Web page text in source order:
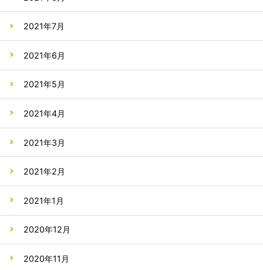
2021年7月
2021年6月
2021年5月
2021年4月
2021年3月
2021年2月
2021年1月
2020年12月
2020年11月